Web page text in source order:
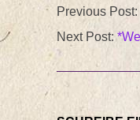
02-
16
Previous Post:
Next Post: